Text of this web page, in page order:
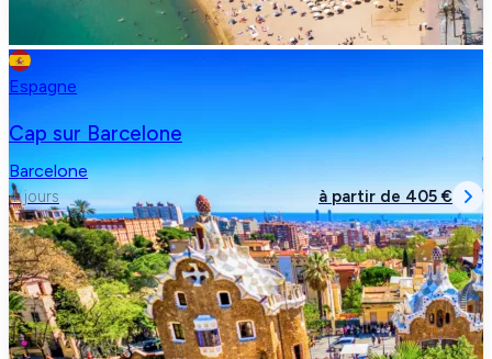
Espagne
Cap sur Barcelone
Barcelone
4 jours à partir de 405 €